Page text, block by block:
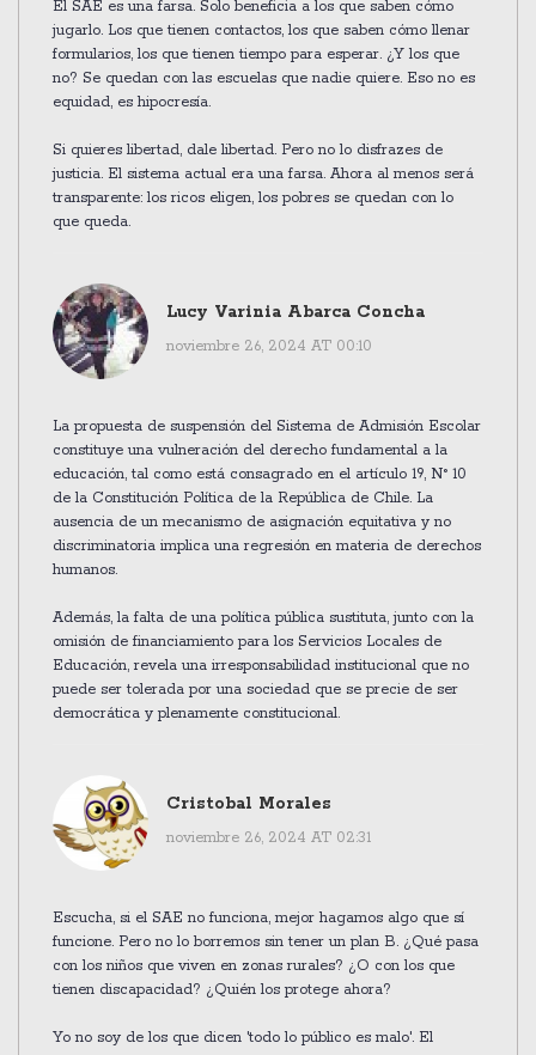
El SAE es una farsa. Solo beneficia a los que saben cómo
jugarlo. Los que tienen contactos, los que saben cómo llenar
formularios, los que tienen tiempo para esperar. ¿Y los que
no? Se quedan con las escuelas que nadie quiere. Eso no es
equidad, es hipocresía.
Si quieres libertad, dale libertad. Pero no lo disfrazes de
justicia. El sistema actual era una farsa. Ahora al menos será
transparente: los ricos eligen, los pobres se quedan con lo
que queda.
Lucy Varinia Abarca Concha
noviembre 26, 2024 AT 00:10
La propuesta de suspensión del Sistema de Admisión Escolar
constituye una vulneración del derecho fundamental a la
educación, tal como está consagrado en el artículo 19, N° 10
de la Constitución Política de la República de Chile. La
ausencia de un mecanismo de asignación equitativa y no
discriminatoria implica una regresión en materia de derechos
humanos.
Además, la falta de una política pública sustituta, junto con la
omisión de financiamiento para los Servicios Locales de
Educación, revela una irresponsabilidad institucional que no
puede ser tolerada por una sociedad que se precie de ser
democrática y plenamente constitucional.
Cristobal Morales
noviembre 26, 2024 AT 02:31
Escucha, si el SAE no funciona, mejor hagamos algo que sí
funcione. Pero no lo borremos sin tener un plan B. ¿Qué pasa
con los niños que viven en zonas rurales? ¿O con los que
tienen discapacidad? ¿Quién los protege ahora?
Yo no soy de los que dicen 'todo lo público es malo'. El